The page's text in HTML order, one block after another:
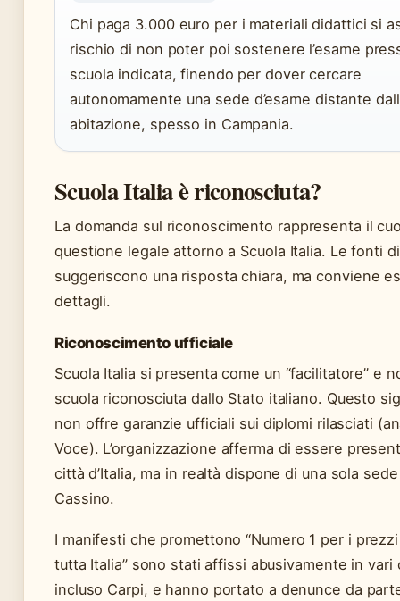
Chi paga 3.000 euro per i materiali didattici si
rischio di non poter poi sostenere l’esame
scuola indicata, finendo per dover cercare
autonomamente una sede d’esame distante
abitazione, spesso in Campania.
Scuola Italia è riconosciuta?
La domanda sul riconoscimento rappresenta il
questione legale attorno a Scuola Italia. Le fonti
suggeriscono una risposta chiara, ma conviene
dettagli.
Riconoscimento ufficiale
Scuola Italia si presenta come un “facilitatore” e
scuola riconosciuta dallo Stato italiano. Questo
non offre garanzie ufficiali sui diplomi rilasciati
Voce). L’organizzazione afferma di essere
città d’Italia, ma in realtà dispone di una sola
Cassino.
I manifesti che promettono “Numero 1 per i
tutta Italia” sono stati affissi abusivamente in vari
incluso Carpi, e hanno portato a denunce da